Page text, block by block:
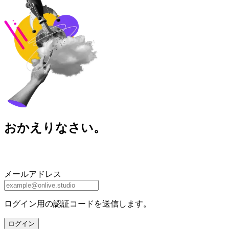
おかえりなさい。
メールアドレス
ログイン用の認証コードを送信します。
ログイン